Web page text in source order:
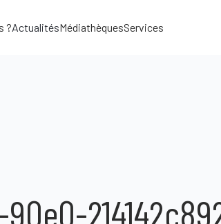
?ActualitésMédiathèquesServices